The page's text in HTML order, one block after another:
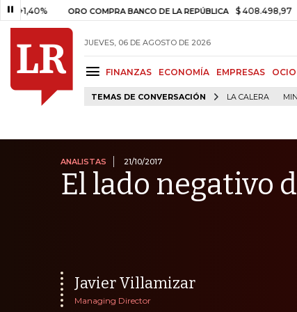
ORO COMPRA BANCO DE LA REPÚBLICA $ 408.498,97 +$
JUEVES, 06 DE AGOSTO DE 2026
FINANZAS ECONOMÍA EMPRESAS OCIO
TEMAS DE CONVERSACIÓN LA CALERA
ANALISTAS 21/10/2017
El lado negativo
Javier Villamizar
Managing Director